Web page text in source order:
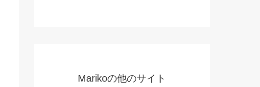
Marikoの他のサイト